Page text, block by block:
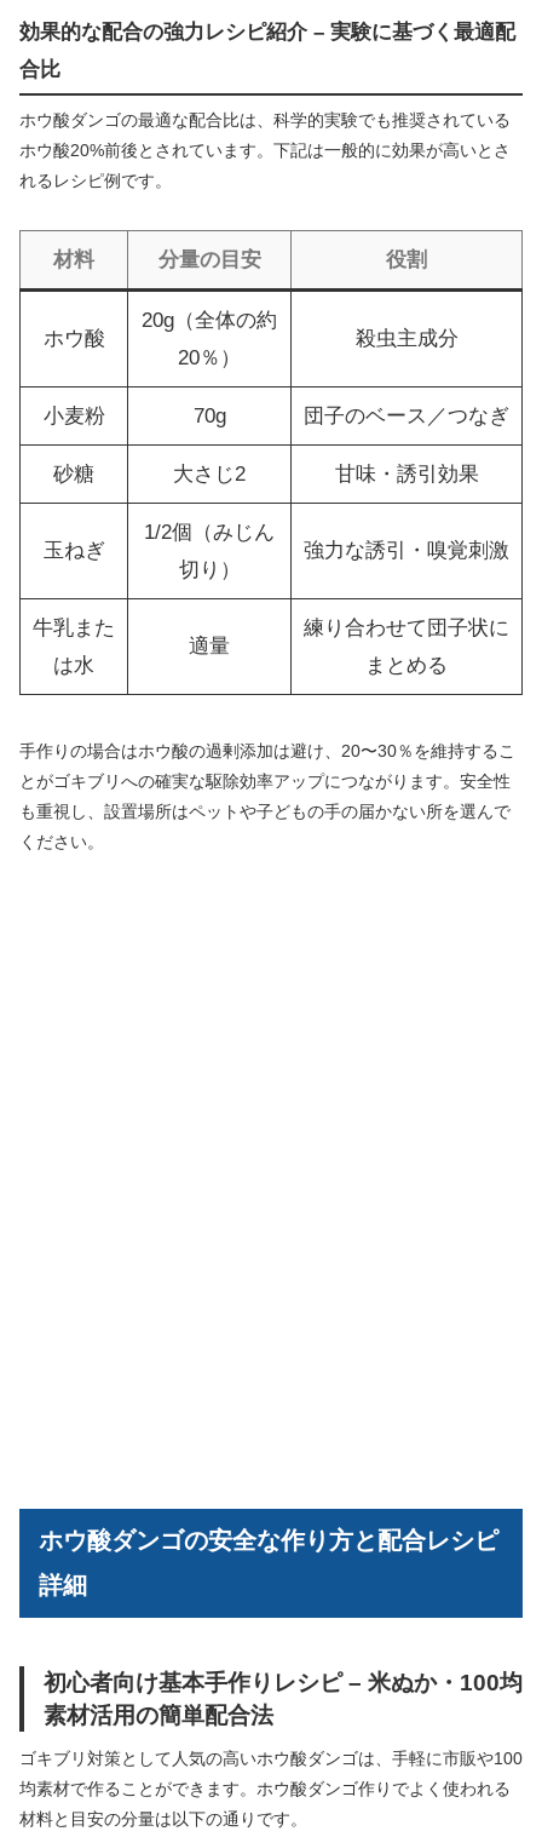
効果的な配合の強力レシピ紹介 – 実験に基づく最適配
合比
ホウ酸ダンゴの最適な配合比は、科学的実験でも推奨されている
ホウ酸20%前後とされています。下記は一般的に効果が高いとさ
れるレシピ例です。
材料 分量の目安 役割
ホウ酸
20g（全体の約
20％）
殺虫主成分
小麦粉 70g 団子のベース／つなぎ
砂糖 大さじ2 甘味・誘引効果
玉ねぎ
1/2個（みじん
切り）
強力な誘引・嗅覚刺激
牛乳また
は水
適量
練り合わせて団子状に
まとめる
手作りの場合はホウ酸の過剰添加は避け、20〜30％を維持するこ
とがゴキブリへの確実な駆除効率アップにつながります。安全性
も重視し、設置場所はペットや子どもの手の届かない所を選んで
ください。
ホウ酸ダンゴの安全な作り方と配合レシピ
詳細
初心者向け基本手作りレシピ – 米ぬか・100均
素材活用の簡単配合法
ゴキブリ対策として人気の高いホウ酸ダンゴは、手軽に市販や100
均素材で作ることができます。ホウ酸ダンゴ作りでよく使われる
材料と目安の分量は以下の通りです。